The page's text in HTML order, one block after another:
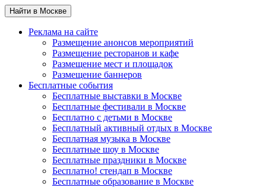
Найти в Москве
Реклама на сайте
Размещение анонсов мероприятий
Размещение ресторанов и кафе
Размещение мест и площадок
Размещение баннеров
Бесплатные события
Бесплатные выставки в Москве
Бесплатные фестивали в Москве
Бесплатно с детьми в Москве
Бесплатный активный отдых в Москве
Бесплатная музыка в Москве
Бесплатные шоу в Москве
Бесплатные праздники в Москве
Бесплатно! стендап в Москве
Бесплатные образование в Москве